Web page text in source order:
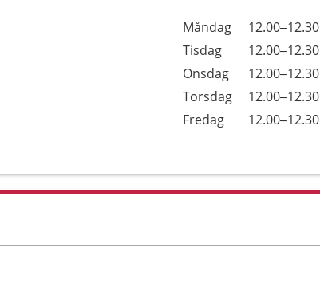
Dag
Öppettider
Kommentarer
Måndag 12.00–12.30
Tisdag
12.00–12.30
Onsdag
12.00–12.30
Torsdag
12.00–12.30
Fredag
12.00–12.30